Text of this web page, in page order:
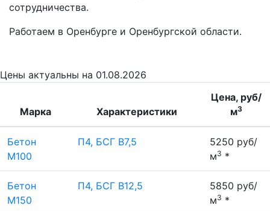
сотрудничества.
Работаем в Оренбурге и Оренбургской области.
Цены актуальны на 01.08.2026
Марка Характеристики
Цена, руб/
м3
Бетон
М100
П4, БСГ В7,5
5250 руб/
м3 *
Бетон
М150
П4, БСГ В12,5
5850 руб/
м3 *